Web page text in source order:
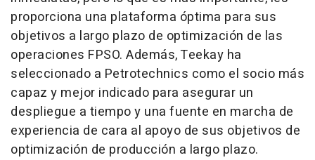
proporciona una plataforma óptima para sus
objetivos a largo plazo de optimización de las
operaciones FPSO. Además, Teekay ha
seleccionado a Petrotechnics como el socio más
capaz y mejor indicado para asegurar un
despliegue a tiempo y una fuente en marcha de
experiencia de cara al apoyo de sus objetivos de
optimización de producción a largo plazo.